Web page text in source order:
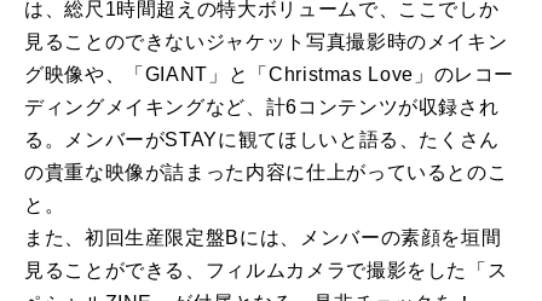
は、総尺1時間超えの特大ボリュームで、ここでしか
見ることのできないジャケット写真撮影時のメイキン
グ映像や、「GIANT」と「Christmas Love」のレコー
ディングメイキングなど、計6コンテンツが収録され
る。メンバーがSTAYに観てほしいと語る、たくさん
の貴重な映像が詰まった内容に仕上がっているとのこ
と。
また、初回生産限定盤Bには、メンバーの素顔を垣間
見ることができる、フィルムカメラで撮影をした「ス